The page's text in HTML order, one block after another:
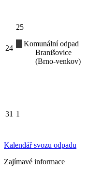
24
25
Komunální odpad
Branišovice
(Brno-venkov)
31 1
Kalendář svozu odpadu
Zajímavé informace